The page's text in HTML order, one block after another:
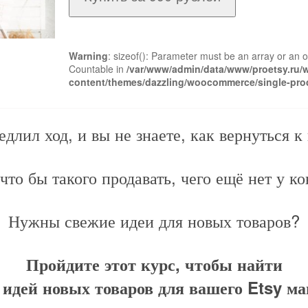
Warning: sizeof(): Parameter must be an array or an
Countable in /var/www/admin/data/www/proetsy.ru/
content/themes/dazzling/woocommerce/single-
ход, и вы не знаете, как вернуться
бы такого продавать, чего ещё нет у
Нужны свежие идеи для новых товаров?
Пройдите этот курс, чтобы найти
новых товаров для вашего Etsy